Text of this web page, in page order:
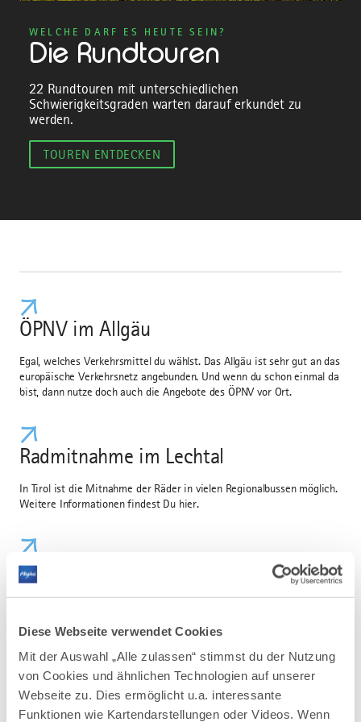
Diese Webseite verwendet Cookies
Mit der Auswahl „Alle zulassen“ stimmst du der Nutzung
von Cookies und ähnlichen Technologien auf unserer
Webseite zu. Dies ermöglicht u.a. interessante
Funktionen wie Kartendarstellungen oder Videos. Wenn
WELCHE DARF ES HEUTE SEIN?
Die Rundtouren
22 Rundtouren mit unterschiedlichen
Schwierigkeitsgraden warten darauf erkundet zu
werden.
TOUREN ENTDECKEN
ÖPNV im Allgäu
Egal, welches Verkehrsmittel du wählst. Das Allgäu ist sehr gut an das
europäische Verkehrsnetz angebunden. Und wenn du schon einmal da
bist, dann nutze doch auch die Angebote des ÖPNV vor Ort.
Radmitnahme im Lechtal
In Tirol ist die Mitnahme der Räder in vielen Regionalbussen möglich.
Weitere Informationen findest Du hier.
Verhaltensregeln auf den Routen
Hier erfährst Du noch mehr über den richtigen Umgang mit der Natur
Mobil mit dem ÖPNV